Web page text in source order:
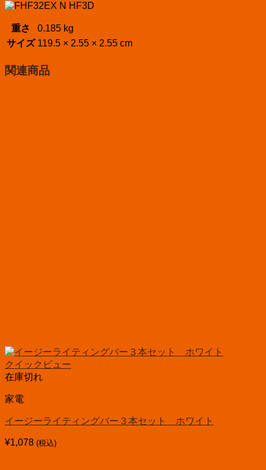
重さ
0.185 kg
サイズ 119.5 × 2.55 × 2.55 cm
関連商品
クイックビュー
在庫切れ
家電
イージーライティングバー３本セット ホワイト
¥1,078 (税込)